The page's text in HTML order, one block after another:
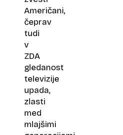
Američani,
čeprav
tudi
v
ZDA
gledanost
televizije
upada,
zlasti
med
mlajšimi